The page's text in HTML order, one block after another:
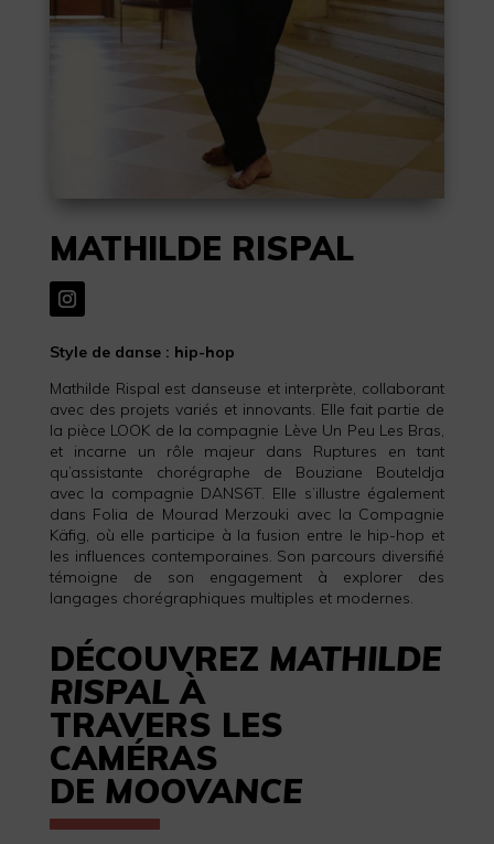
MATHILDE RISPAL
Style de danse : hip-hop
Mathilde Rispal est danseuse et interprète, collaborant
avec des projets variés et innovants. Elle fait partie de
la pièce LOOK de la compagnie Lève Un Peu Les Bras,
et incarne un rôle majeur dans Ruptures en tant
qu’assistante chorégraphe de Bouziane Bouteldja
avec la compagnie DANS6T. Elle s’illustre également
dans Folia de Mourad Merzouki avec la Compagnie
Käfig, où elle participe à la fusion entre le hip-hop et
les influences contemporaines. Son parcours diversifié
témoigne de son engagement à explorer des
langages chorégraphiques multiples et modernes.
DÉCOUVREZ MATHILDE
RISPAL À
TRAVERS LES
CAMÉRAS
DE MOOVANCE